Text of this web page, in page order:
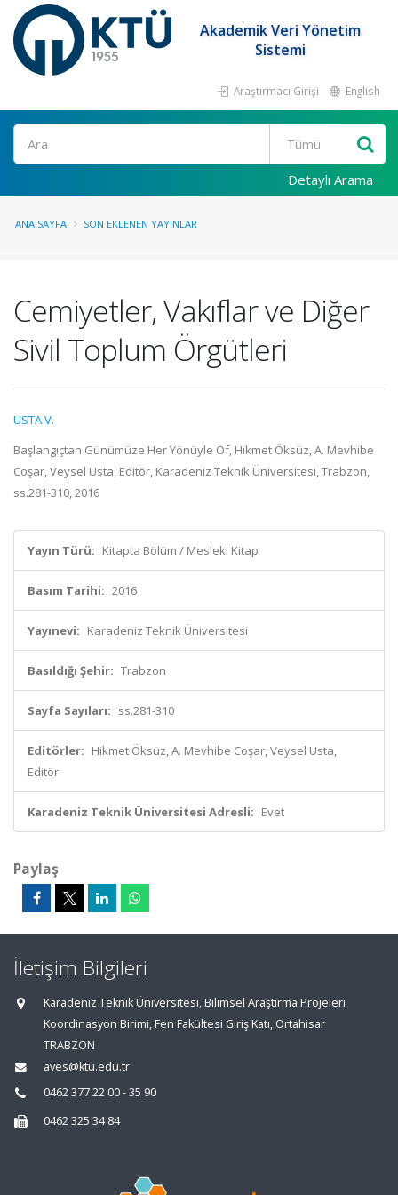
Akademik Veri Yönetim
Sistemi
Araştırmacı Girişi English
Ara
Detaylı Arama
ANA SAYFA SON EKLENEN YAYINLAR
Cemiyetler, Vakıflar ve Diğer
Sivil Toplum Örgütleri
USTA V.
Başlangıçtan Günümüze Her Yönüyle Of, Hikmet Öksüz, A. Mevhibe
Coşar, Veysel Usta, Editör, Karadeniz Teknik Üniversitesi, Trabzon,
ss.281-310, 2016
Yayın Türü: Kitapta Bölüm / Mesleki Kitap
Basım Tarihi: 2016
Yayınevi: Karadeniz Teknik Üniversitesi
Basıldığı Şehir: Trabzon
Sayfa Sayıları: ss.281-310
Editörler: Hikmet Öksüz, A. Mevhibe Coşar, Veysel Usta,
Editör
Karadeniz Teknik Üniversitesi Adresli: Evet
Paylaş
İletişim Bilgileri
Karadeniz Teknik Üniversitesi, Bilimsel Araştırma Projeleri
Koordinasyon Birimi, Fen Fakültesi Giriş Katı, Ortahisar
TRABZON
aves@ktu.edu.tr
0462 377 22 00 - 35 90
0462 325 34 84